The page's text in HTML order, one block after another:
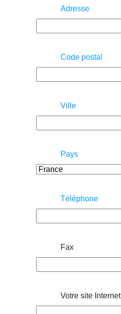
Adresse
Code postal
Ville
Pays
Téléphone
Fax
Votre site Internet